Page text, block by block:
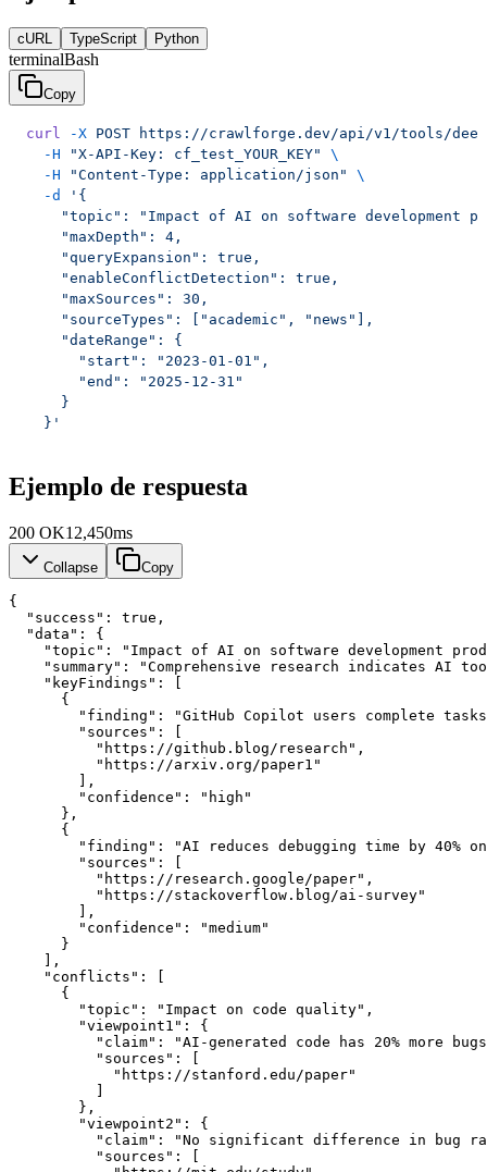
cURL TypeScript Python
terminalBash
Copy
curl -X POST https://crawlforge.dev/api/v1/tools/
  -H
"X-API-Key: cf_test_YOUR_KEY"
\
  -H
"Content-Type: application/json"
\
  -d
'{
"topic": "Impact of AI on software development
    "maxDepth": 4,
    "queryExpansion": true,
    "enableConflictDetection": true,
    "maxSources": 30,
    "sourceTypes": ["academic", "news"],
    "dateRange": {
      "start": "2023-01-01",
      "end": "2025-12-31"
    }
  }'
Ejemplo de respuesta
200 OK12,450ms
Collapse Copy
{
"success" : true ,
"data" : {
"topic" :
"Impact of AI on software development
"summary" :
"Comprehensive research indicates AI
"keyFindings" : [
      {
"finding" :
"GitHub Copilot users complete
"sources" : [
          "https://github.blog/research",
          "https://arxiv.org/paper1"
        ],
"confidence" :
"high"
      },
      {
"finding" :
"AI reduces debugging time by 40%
"sources" : [
          "https://research.google/paper",
          "https://stackoverflow.blog/ai-survey"
        ],
"confidence" :
"medium"
      }
    ],
"conflicts" : [
      {
"topic" : "Impact on code quality" ,
"viewpoint1" : {
"claim" :
"AI-generated code has 20% more
"sources" : [
            "https://stanford.edu/paper"
        },
"viewpoint2" : {
"claim" :
"No significant difference in bug
"sources" : [